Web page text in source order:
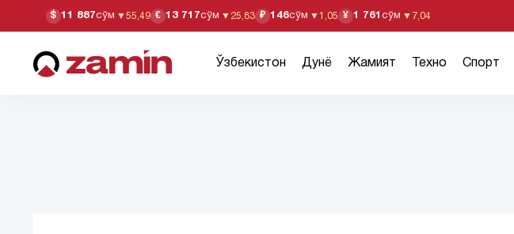
$ 11 887сўм ▼55,49 € 13 717сўм ▼ 25,83 ₽ 146сўм ▼1,05 ¥ 1 761 сўм ▼ 7,04
Ўзбекистон Дунё Жамият Техно Спорт